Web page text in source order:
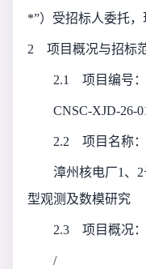
*”）受招标人委托，
2 项目概况与招标
2.1 项目编号：
CNSC-XJD-26-
2.2 项目名称：
漳州核电厂1、
型观测及数模研究
2.3 项目概况：
/